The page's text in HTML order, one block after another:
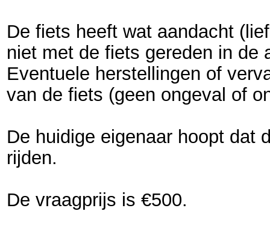
De fiets heeft wat aandacht
niet met de fiets gereden in de
Eventuele herstellingen of
van de fiets (geen ongeval of
De huidige eigenaar hoopt dat
rijden.
De vraagprijs is €500.